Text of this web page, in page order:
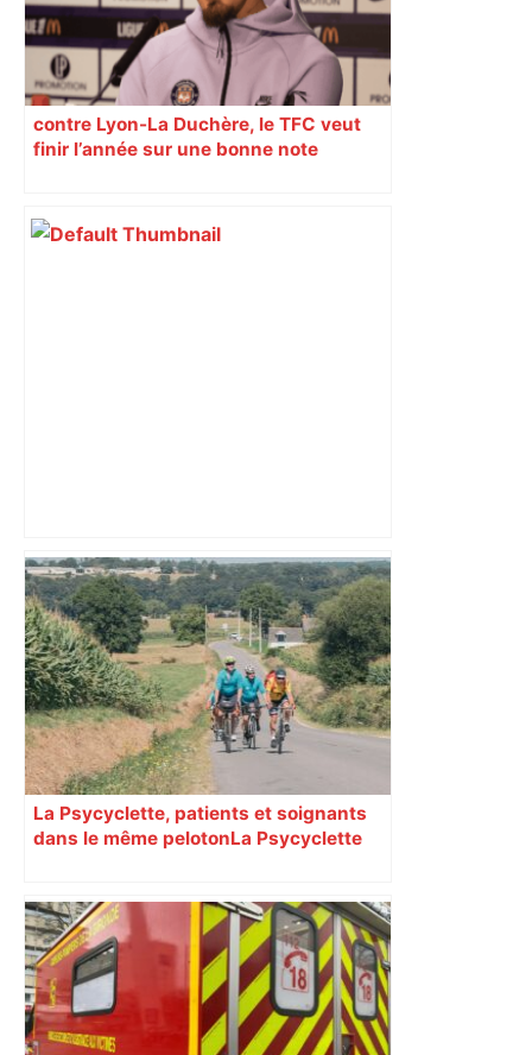
contre Lyon-La Duchère, le TFC veut
finir l’année sur une bonne note
Le trentenaire blessé par balles à
Toulouse vendait du protoxyde d'azote
: les pistes des enquêteurs – Actu.fr
La Psycyclette, patients et soignants
dans le même peloton​​​​​​ La Psycyclette
vivant avec des troubles psychiques,
des soignants et des cyclotouristes.
« La Croix » a participé en septembre à
sa septième édition, du Mont-Saint-
Michel à Toulouse.